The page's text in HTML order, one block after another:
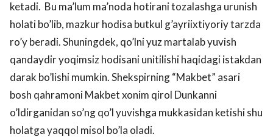
ketadi. Bu ma’lum ma’noda hotirani tozalashga urunish
holati bo’lib, mazkur hodisa butkul g’ayriixtiyoriy tarzda
ro’y beradi. Shuningdek, qo’lni yuz martalab yuvish
qandaydir yoqimsiz hodisani unitilishi haqidagi istakdan
darak bo’lishi mumkin. Shekspirning “Makbet” asari
bosh qahramoni Makbet xonim qirol Dunkanni
o’ldirganidan so’ng qo’l yuvishga mukkasidan ketishi shu
holatga yaqqol misol bo’la oladi.